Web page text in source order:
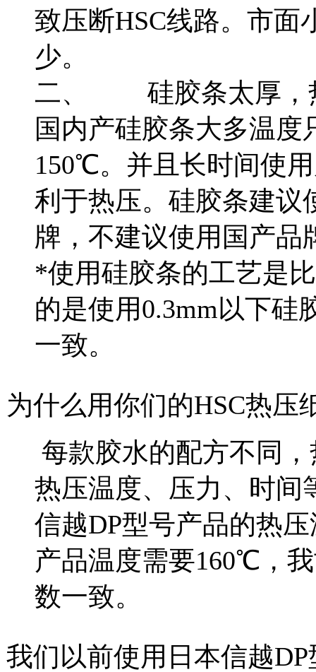
致压断HSC线路。市面
少。
二、
硅胶条太厚
国内产硅胶条大多温
150℃。并且长时间使
利于热压。硅胶条建议
牌，不建议使用国产品
*使用硅胶条的工艺是
的是使用0.3mm以下硅
一致。
为什么用你们的HSC热压
每款胶水的配方不同
热压温度、压力、时间
信越DP型号产品的热
产品温度需要160℃，
数一致。
我们以前使用日本信越